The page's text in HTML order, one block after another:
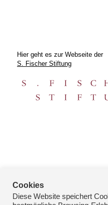
Hier geht es zur Webseite der
S. Fischer Stiftung
Cookies
Diese Website speichert